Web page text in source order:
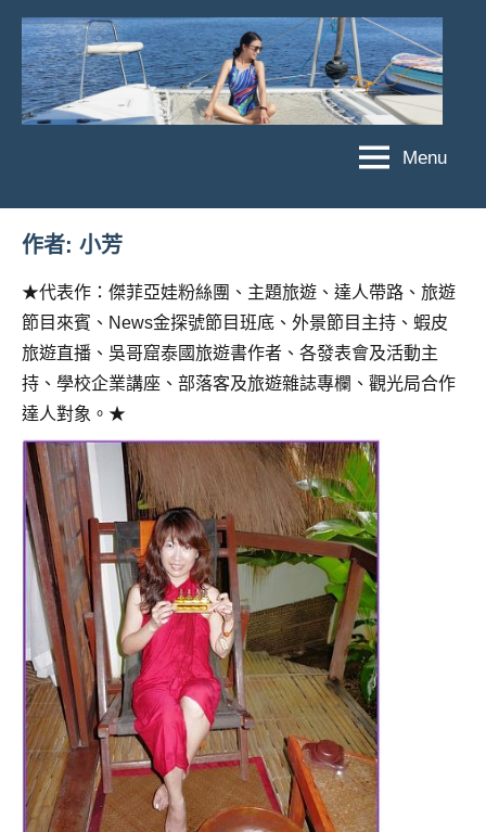
Skip
content
菲
亞
娃
JEFFIA
FANG
亞
粉
絲
團、
主
題
遊、
達
人
帶
路、
目
來
賓、
News
金
探
號
Menu
作者: 小芳
★代表作：傑菲亞娃粉絲團、主題旅遊、達人帶路、旅遊
節目來賓、News金探號節目班底、外景節目主持、蝦皮
旅遊直播、吳哥窟泰國旅遊書作者、各發表會及活動主
持、學校企業講座、部落客及旅遊雜誌專欄、觀光局合作
達人對象。★